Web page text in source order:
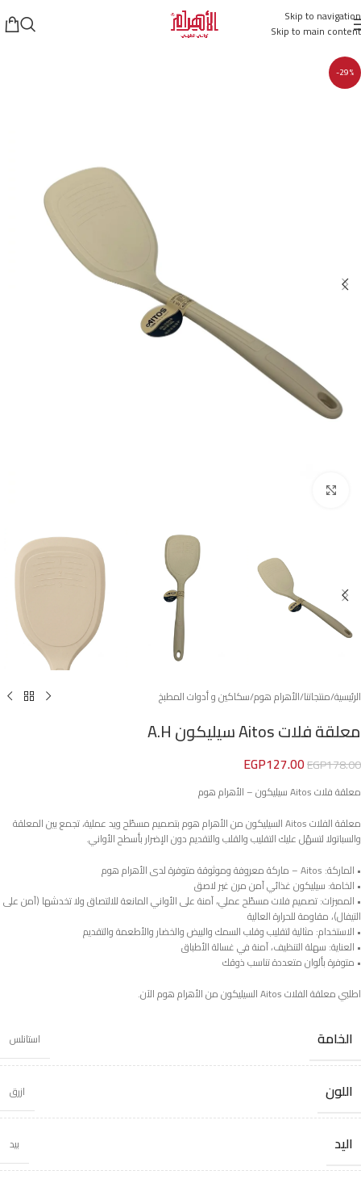
Skip to navigation
Skip to main content
-29%
الرئيسية/منتجاتنا/الأهرام هوم/سكاكين و أدوات المطبخ
معلقة فلات Aitos سيليكون A.H
EGP178.00
EGP127.00
معلقة فلات Aitos سيليكون – الأهرام هوم
معلقة الفلات Aitos السيليكون من الأهرام هوم بتصميم مسطّح ويد عملية، تجمع بين المعلقة
والسباتولا لتسهّل عليك التقليب والقلب والتقديم دون الإضرار بأسطح الأواني.
• الماركة: Aitos – ماركة معروفة وموثوقة متوفرة لدى الأهرام هوم
• الخامة: سيليكون غذائي آمن مرن غير لاصق
• المميزات: تصميم فلات مسطّح عملي، آمنة على الأواني المانعة للالتصاق ولا تخدشها (آمن على
التيفال)، مقاومة للحرارة العالية
• الاستخدام: مثالية لتقليب وقلب السمك والبيض والخضار والأطعمة والتقديم
• العناية: سهلة التنظيف، آمنة في غسالة الأطباق
• متوفرة بألوان متعددة تناسب ذوقك
اطلبي معلقة الفلات Aitos السيليكون من الأهرام هوم الآن.
الخامة استانلس
اللون ازرق
اليد بيد